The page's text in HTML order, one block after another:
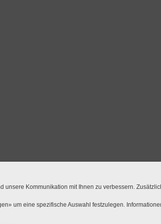
Kommunikation mit Ihnen zu verbessern.
um eine spezifische Auswahl festzulegen.